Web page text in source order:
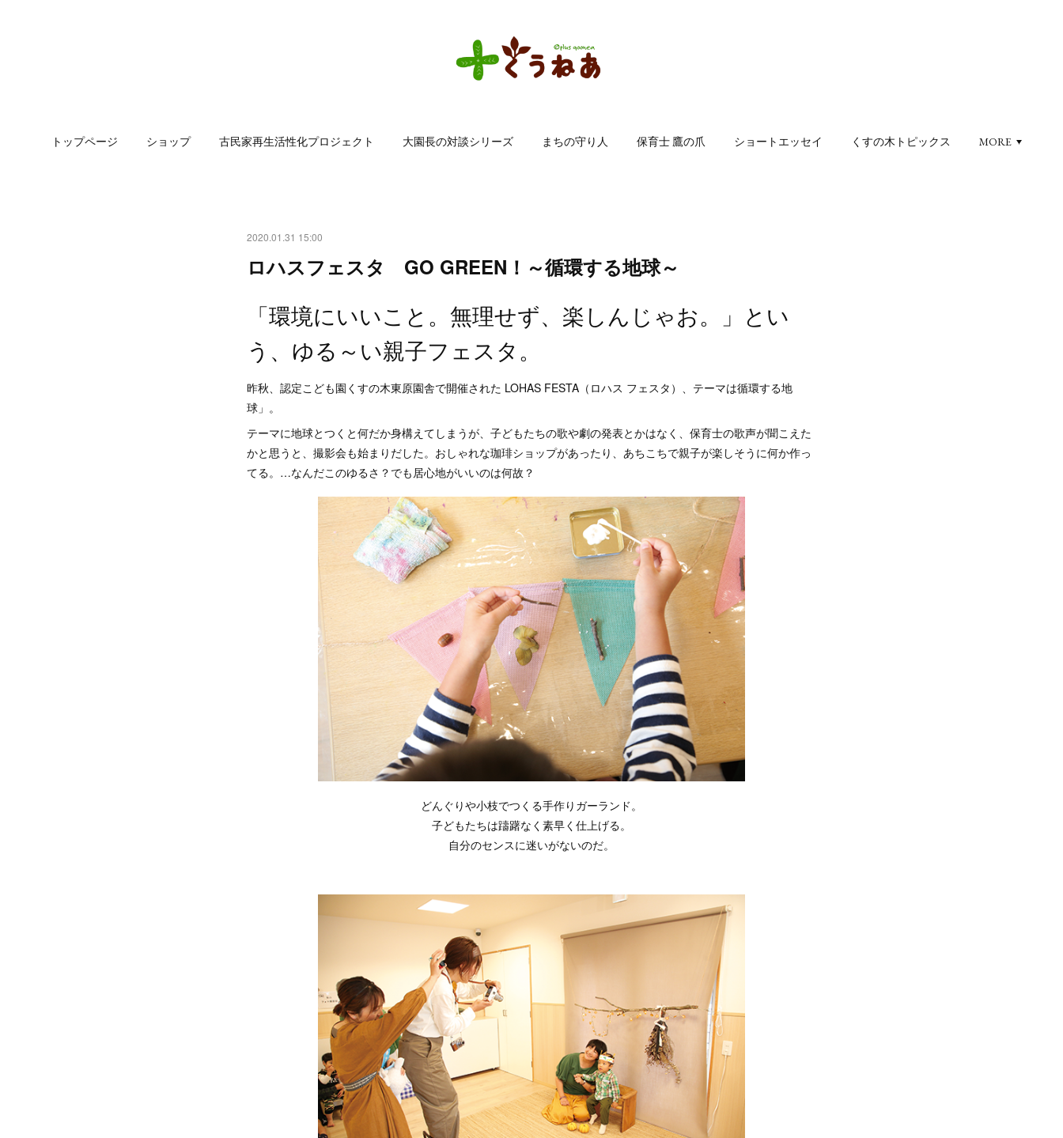
トップページ ショップ 古民家再生活性化プロジェクト 大園長の対談シリーズ まちの守り人 保育士 鷹の爪 ショートエッセイ くすの木トピックス MORE
2020.01.31 15:00
ロハスフェスタ GO GREEN！～循環する地球～
「環境にいいこと。無理せず、楽しんじゃお。」とい
う、ゆる～い親子フェスタ。
昨秋、認定こども園くすの木東原園舎で開催された LOHAS FESTA（ロハス フェスタ）、テーマは循環する地
球」。
テーマに地球とつくと何だか身構えてしまうが、子どもたちの歌や劇の発表とかはなく、保育士の歌声が聞こえた
かと思うと、撮影会も始まりだした。おしゃれな珈琲ショップがあったり、あちこちで親子が楽しそうに何か作っ
てる。…なんだこのゆるさ？でも居心地がいいのは何故？
どんぐりや小枝でつくる手作りガーランド。
子どもたちは躊躇なく素早く仕上げる。
自分のセンスに迷いがないのだ。